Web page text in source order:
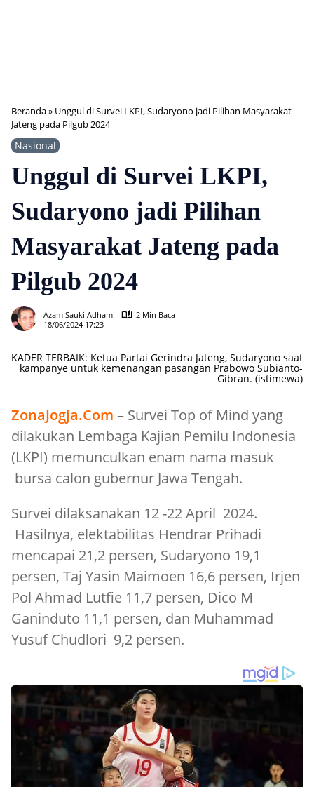
Beranda» Unggul di Survei LKPI, Sudaryono jadi Pilihan Masyarakat
Jateng pada Pilgub 2024
Nasional
Unggul di Survei LKPI,
Sudaryono jadi Pilihan
Masyarakat Jateng pada
Pilgub 2024
Azam Sauki Adham
2 Min Baca
18/06/2024 17:23
KADER TERBAIK: Ketua Partai Gerindra Jateng, Sudaryono saat
kampanye untuk kemenangan pasangan Prabowo Subianto-
Gibran. (istimewa)
ZonaJogja.Com – Survei Top of Mind yang
dilakukan Lembaga Kajian Pemilu Indonesia
(LKPI) memunculkan enam nama masuk
bursa calon gubernur Jawa Tengah.
Survei dilaksanakan 12 -22 April 2024.
Hasilnya, elektabilitas Hendrar Prihadi
mencapai 21,2 persen, Sudaryono 19,1
persen, Taj Yasin Maimoen 16,6 persen, Irjen
Pol Ahmad Lutfie 11,7 persen, Dico M
Ganinduto 11,1 persen, dan Muhammad
Yusuf Chudlori 9,2 persen.